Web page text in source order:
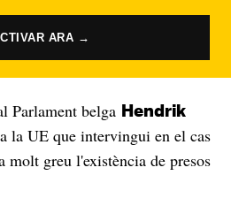
ARA →
Parlament belga Hendrik
la UE que intervingui en el cas
molt greu l'existència de presos